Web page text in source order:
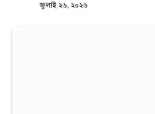
জুলাই ২৬, ২০২৬